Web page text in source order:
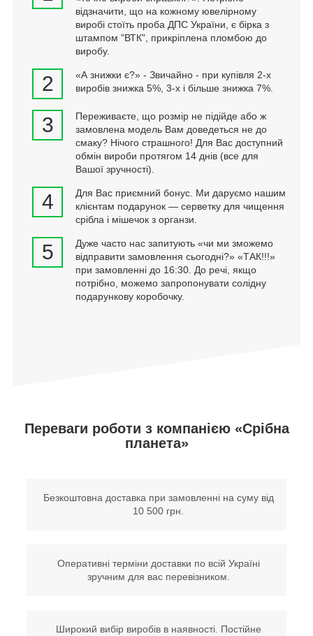
відзначити, що на кожному ювелірному
виробі стоїть проба ДПС України, є бірка з
штампом "ВТК", прикріплена пломбою до
виробу.
2
«А знижки є?» - Звичайно - при купівля 2-х
виробів знижка 5%, 3-х і більше знижка 7%.
3
Переживаєте, що розмір не підійде або ж
замовлена модель Вам доведеться не до
смаку? Нічого страшного! Для Вас доступний
обмін вироби протягом 14 днів (все для
Вашої зручності).
4
Для Вас приємний бонус. Ми даруємо нашим
клієнтам подарунок — серветку для чищення
срібла і мішечок з органзи.
5
Дуже часто нас запитують «чи ми зможемо
відправити замовлення сьогодні?» «ТАК!!!»
при замовленні до 16:30. До речі, якщо
потрібно, можемо запропонувати солідну
подарункову коробочку.
Переваги роботи з компанією «Срібна
планета»
Безкоштовна доставка при замовленні на суму від
10 500 грн.
Оперативні терміни доставки по всій Україні
зручним для вас перевізником.
Широкий вибір виробів в наявності. Постійне